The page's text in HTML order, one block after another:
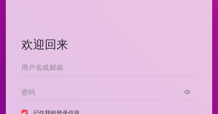
欢迎回来
记住我的登录信息